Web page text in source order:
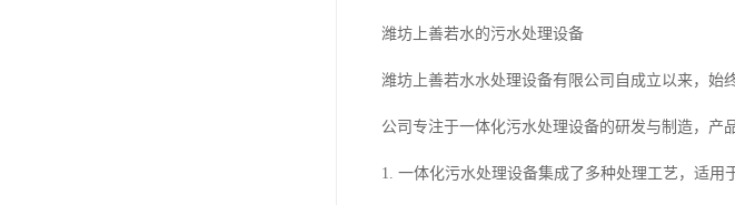
潍坊上善若水的污水处理设备
潍坊上善若水水处理设备有限公司自成立以来，始
公司专注于一体化污水处理设备的研发与制造，产
1. 一体化污水处理设备集成了多种处理工艺，适用